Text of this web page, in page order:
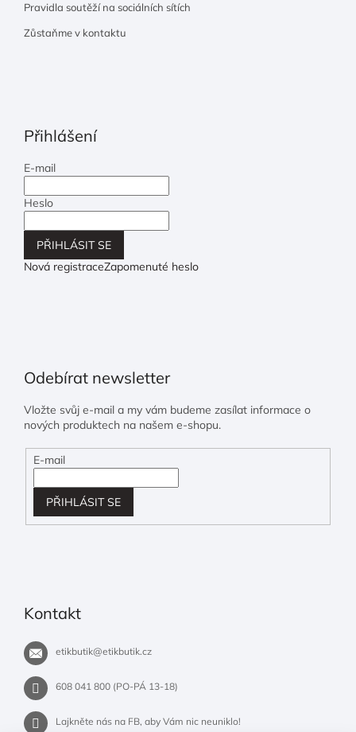
Pravidla soutěží na sociálních sítích
Zůstaňme v kontaktu
Přihlášení
E-mail
Heslo
PŘIHLÁSIT SE
Nová registraceZapomenuté heslo
Odebírat newsletter
Vložte svůj e-mail a my vám budeme zasílat informace o
nových produktech na našem e-shopu.
E-mail
PŘIHLÁSIT SE
Kontakt
etikbutik@etikbutik.cz
608 041 800 (PO-PÁ 13-18)
Lajkněte nás na FB, aby Vám nic neuniklo!